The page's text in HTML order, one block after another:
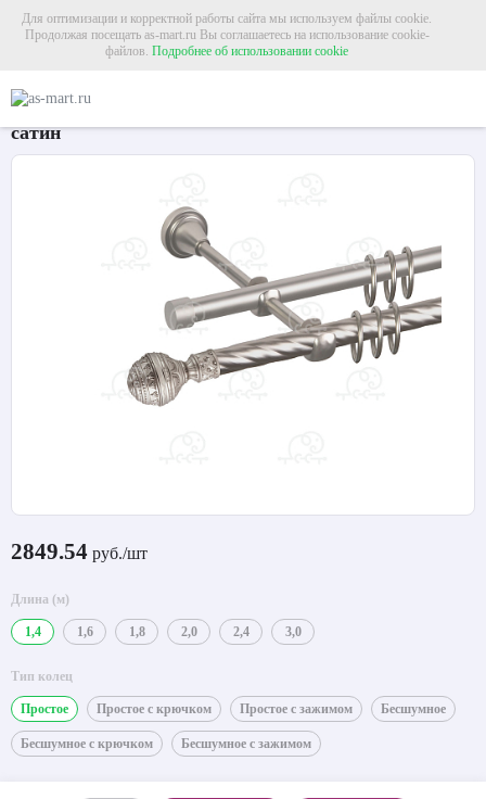
Для оптимизации и корректной работы сайта мы используем файлы cookie.
Продолжая посещать as-mart.ru Вы соглашаетесь на использование cookie-
файлов. Подробнее об использовании cookie
Карниз для штор двухрядный «Ампир» Ø16К/16Г
сатин
2849.54 руб./шт
Длина (м)
1,4 1,6 1,8 2,0 2,4 3,0
Тип колец
Простое Простое с крючком Простое с зажимом Бесшумное
Бесшумное с крючком Бесшумное с зажимом